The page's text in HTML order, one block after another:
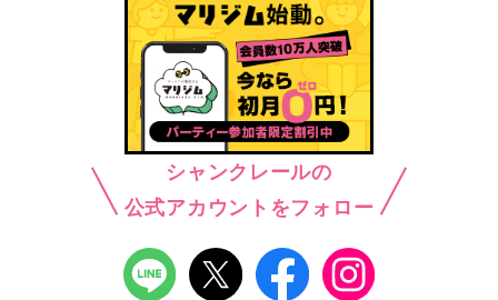
シャンクレールの
公式アカウントをフォロー